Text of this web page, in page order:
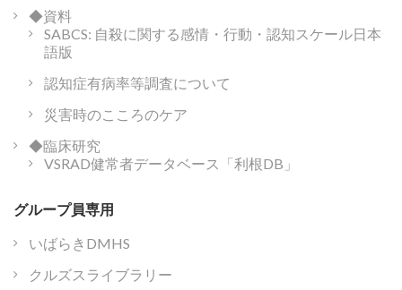
◆資料
SABCS: 自殺に関する感情・行動・認知スケール日本
語版
認知症有病率等調査について
災害時のこころのケア
◆臨床研究
VSRAD健常者データベース「利根DB」
グループ員専用
いばらきDMHS
クルズスライブラリー